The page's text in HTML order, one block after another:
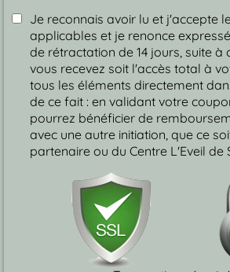
Je reconnais avoir lu et j'accepte
applicables et je renonce
de rétractation de 14 jours, suite à
vous recevez soit l'accès total à
tous les éléments directement
de ce fait : en validant votre
pourrez bénéficier de
avec une autre initiation, que ce
partenaire ou du Centre L'Eveil de